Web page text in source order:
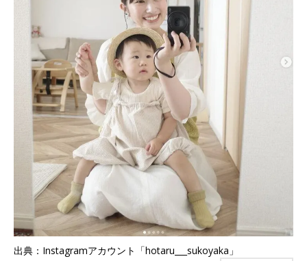
出典：Instagramアカウント「hotaru___sukoyaka」